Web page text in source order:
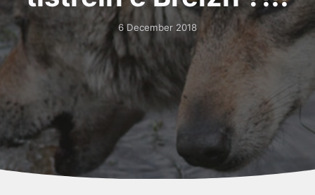
6 December 2018